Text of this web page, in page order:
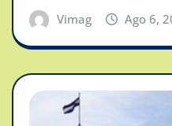
Vimag Ago 6,